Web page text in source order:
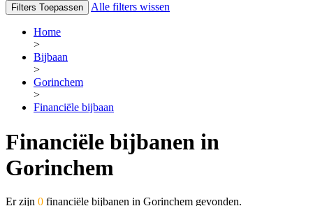
Filters Toepassen Alle filters wissen
Home
>
Bijbaan
>
Gorinchem
>
Financiële bijbaan
Financiële bijbanen in
Gorinchem
Er zijn 0 financiële bijbanen in Gorinchem gevonden.